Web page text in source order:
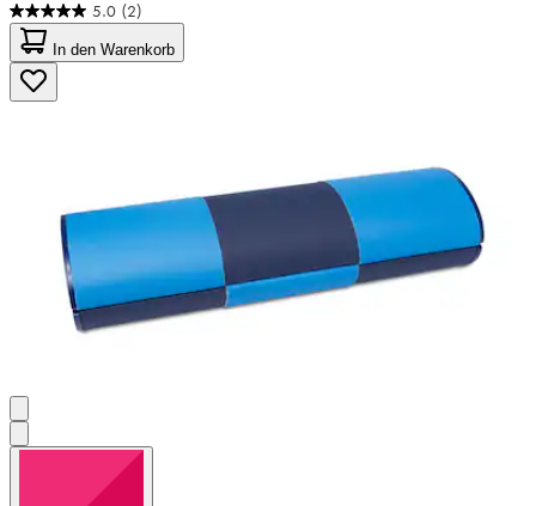
5.0 (2)
5.0
von
5
Sternen.
2
In den Warenkorb